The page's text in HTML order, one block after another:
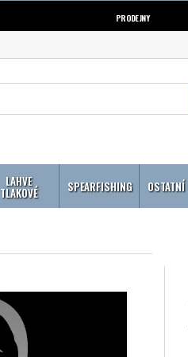
PRODEJNY
LAHVE
TLAKOVÉ SPEARFISHING OSTATNÍ